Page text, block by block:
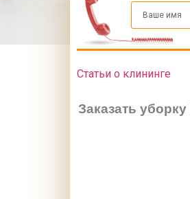
Статьи о клининге
Заказать